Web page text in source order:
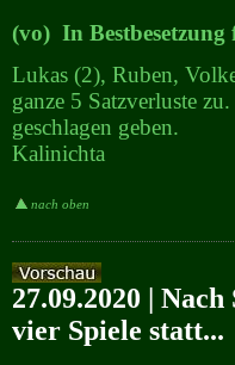
(vo) In Bestbesetzung
Lukas (2), Ruben,
ganze 5 Satzverluste
geschlagen geben.
Kalinichta
nach oben
27.09.2020 |
vier Spiele statt...